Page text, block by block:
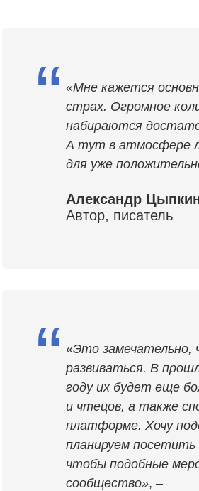
“ «Мне кажется
страх. Огромное
набираются
А тут в атмосфере
для уже
Александр
Автор, писатель
“ «Это замечательно,
развиваться. В
году их будет еще
и чтецов, а также
платформе. Хочу
планируем
чтобы подобные
сообщество», –